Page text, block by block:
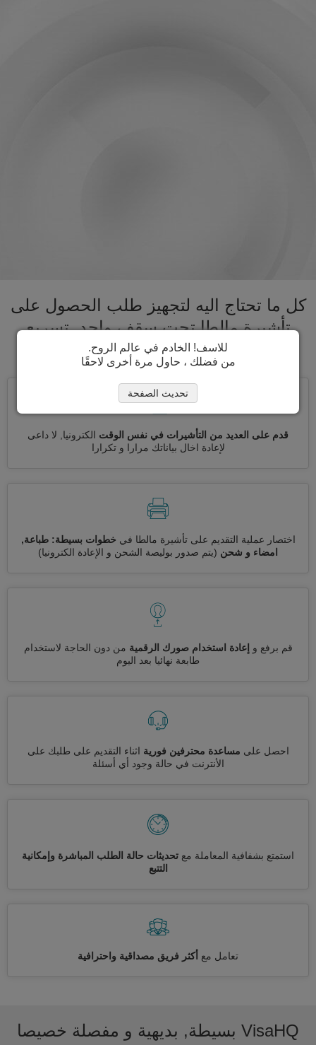
كل ما تحتاج اليه لتجهيز طلب الحصول على
تأشيرة مالطا تحت سقف واحد. تسريع
عملية الحصول على تأشيرة مالطا
قدم على العديد من التأشيرات في نفس الوقت الكترونيا, لا داعى
لإعادة اخال بياناتك مرارا و تكرارا
اختصار عملية التقديم على تأشيرة مالطا في خطوات بسيطة: طباعة,
امضاء و شحن (يتم صدور بوليصة الشحن و الإعادة الكترونيا)
قم برفع و إعادة استخدام صورك الرقمية من دون الحاجة لاستخدام
طابعة نهائيا بعد اليوم
احصل على مساعدة محترفين فورية اثناء التقديم على طلبك على
الأنترنت في حالة وجود أي أسئلة
استمتع بشفافية المعاملة مع تحديثات حالة الطلب المباشرة وإمكانية
التتبع
تعامل مع أكثر فريق مصداقية واحترافية
VisaHQ بسيطة, بديهية و مفصلة خصيصا
للاسف! الخادم في عالم الروح.
من فضلك ، حاول مرة أخرى لاحقًا
تحديث الصفحة